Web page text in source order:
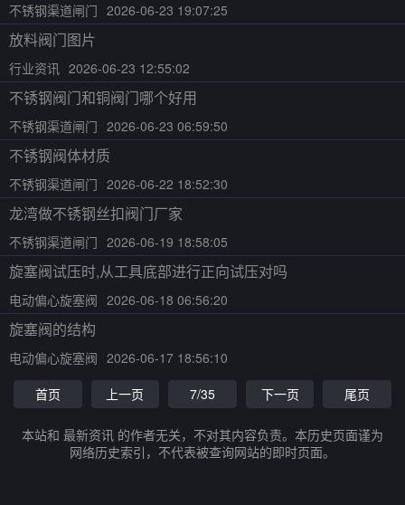
不锈钢渠道闸门 2026-06-23 19:07:25
放料阀门图片
行业资讯 2026-06-23 12:55:02
不锈钢阀门和铜阀门哪个好用
不锈钢渠道闸门 2026-06-23 06:59:50
不锈钢阀体材质
不锈钢渠道闸门 2026-06-22 18:52:30
龙湾做不锈钢丝扣阀门厂家
不锈钢渠道闸门 2026-06-19 18:58:05
旋塞阀试压时,从工具底部进行正向试压对吗
电动偏心旋塞阀 2026-06-18 06:56:20
旋塞阀的结构
电动偏心旋塞阀 2026-06-17 18:56:10
首页
上一页 7/35 下一页 尾页
本站和 最新资讯 的作者无关，不对其内容负责。本历史页面谨为
网络历史索引，不代表被查询网站的即时页面。